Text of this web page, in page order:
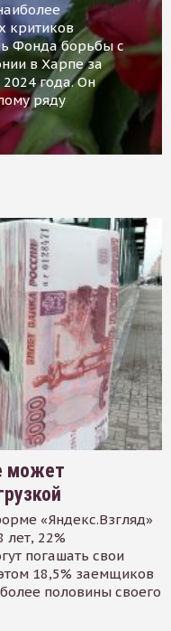
критиков
Фонда борьбы с
в Харпе за
года. Он
ряду
может
«Яндекс.Взгляд»
лет, 22%
погашать свои
18,5% заемщиков
половины своего